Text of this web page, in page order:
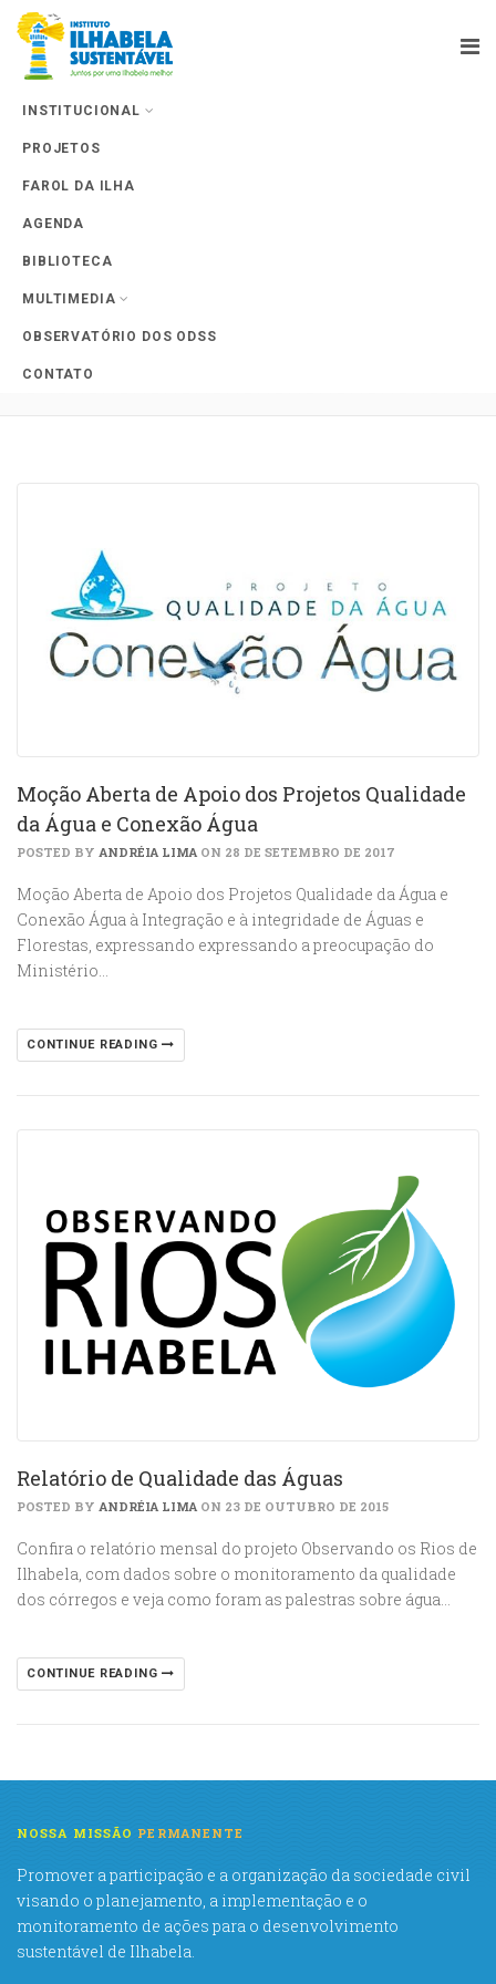
INSTITUCIONAL
PROJETOS
FAROL DA ILHA
AGENDA
BIBLIOTECA
MULTIMEDIA
OBSERVATÓRIO DOS ODSS
CONTATO
Tag Archives: Qualidade da
Água
Moção Aberta de Apoio dos Projetos Qualidade
da Água e Conexão Água
POSTED BY ANDRÉIA LIMA ON 28 DE SETEMBRO DE 2017
Moção Aberta de Apoio dos Projetos Qualidade da Água e
Conexão Água à Integração e à integridade de Águas e
Florestas, expressando expressando a preocupação do
Ministério…
CONTINUE READING
Relatório de Qualidade das Águas
POSTED BY ANDRÉIA LIMA ON 23 DE OUTUBRO DE 2015
Confira o relatório mensal do projeto Observando os Rios de
Ilhabela, com dados sobre o monitoramento da qualidade
dos córregos e veja como foram as palestras sobre água…
CONTINUE READING
NOSSA MISSÃO PERMANENTE
Promover a participação e a organização da sociedade civil
visando o planejamento, a implementação e o
monitoramento de ações para o desenvolvimento
sustentável de Ilhabela.